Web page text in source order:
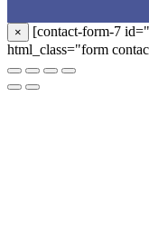
×
[contact-form-7
html_class="form